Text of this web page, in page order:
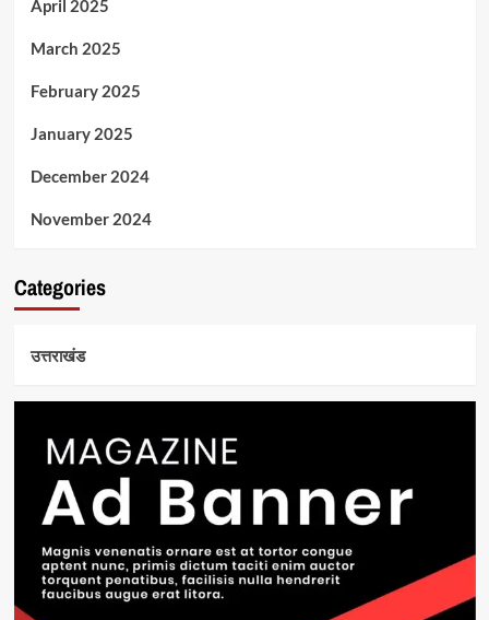
April 2025
March 2025
February 2025
January 2025
December 2024
November 2024
Categories
उत्तराखंड